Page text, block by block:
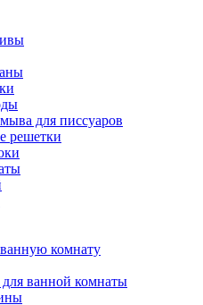
для писсуаров
решетки
комнату
ванной комнаты